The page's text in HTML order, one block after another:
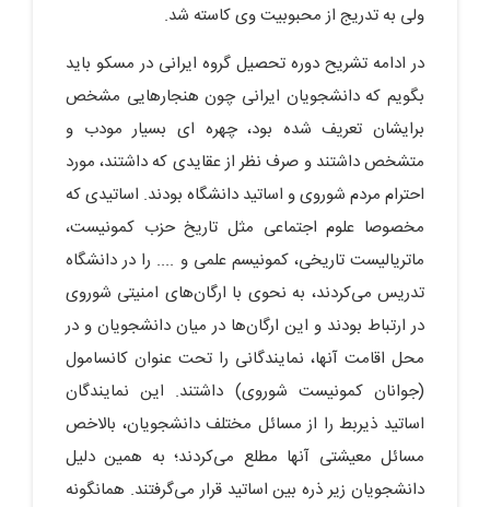
ولی به تدریج از محبوبیت وی کاسته شد.
در ادامه تشریح دوره تحصیل گروه ایرانی در مسکو باید
بگویم که دانشجویان ایرانی چون هنجارهایی مشخص
برایشان تعریف شده بود، چهره ای بسیار مودب و
متشخص داشتند و صرف نظر از عقایدی که داشتند، مورد
احترام مردم شوروی و اساتید دانشگاه بودند. اساتیدی که
مخصوصا علوم اجتماعی مثل تاریخ حزب کمونیست،
ماتریالیست تاریخی، کمونیسم علمی و .... را در دانشگاه
تدریس می‌کردند، به نحوی با ارگان‌های امنیتی شوروی
در ارتباط بودند و این ارگان‌ها در میان دانشجویان و در
محل اقامت آنها، نمایندگانی را تحت عنوان کانسامول
(جوانان کمونیست شوروی) داشتند. این نمایندگان
اساتید ذیربط را از مسائل مختلف دانشجویان، بالاخص
مسائل معیشتی آنها مطلع می‌کردند؛ به همین دلیل
دانشجویان زیر ذره بین اساتید قرار می‌گرفتند. همانگونه